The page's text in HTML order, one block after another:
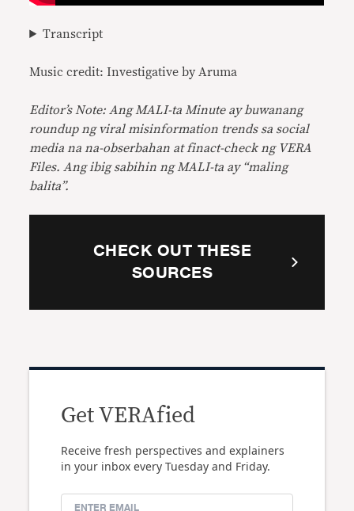
Transcript
Music credit: Investigative by Aruma
Editor’s Note: Ang MALI-ta Minute ay buwanang
roundup ng viral misinformation trends sa social
media na na-obserbahan at finact-check ng VERA
Files. Ang ibig sabihin ng MALI-ta ay “maling
balita”.
CHECK OUT THESE
SOURCES
Get VERAfied
Receive fresh perspectives and explainers
in your inbox every Tuesday and Friday.